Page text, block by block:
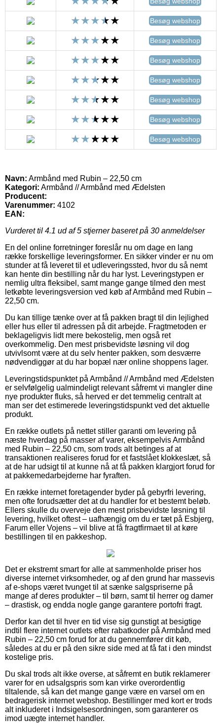
Besøg webshop
Besøg webshop
Besøg webshop
Besøg webshop
Besøg webshop
Besøg webshop
Besøg webshop
Navn: Armbånd med Rubin – 22,50 cm
Kategori: Armbånd // Armbånd med Ædelsten
Producent:
Varenummer: 4102
EAN:
Vurderet til 4.1 ud af 5 stjerner baseret på 30 anmeldelser
En del online forretninger foreslår nu om dage en lang
række forskellige leveringsformer. En sikker vinder er nu om
stunder at få leveret til et udleveringssted, hvor du så nemt
kan hente din bestilling når du har lyst. Leveringstypen er
nemlig ultra fleksibel, samt mange gange tilmed den mest
letkøbte leveringsversion ved køb af Armbånd med Rubin –
22,50 cm.
Du kan tillige tænke over at få pakken bragt til din lejlighed
eller hus eller til adressen på dit arbejde. Fragtmetoden er
beklageligvis lidt mere bekostelig, men også ret
overkommelig. Den mest prisbevidste løsning vil dog
utvivlsomt være at du selv henter pakken, som desværre
nødvendiggør at du har bopæl nær online shoppens lager.
Leveringstidspunktet på Armbånd // Armbånd med Ædelsten
er selvfølgelig ualmindeligt relevant såfremt vi mangler dine
nye produkter fluks, så herved er det temmelig centralt at
man ser det estimerede leveringstidspunkt ved det aktuelle
produkt.
En række outlets på nettet stiller garanti om levering på
næste hverdag på masser af varer, eksempelvis Armbånd
med Rubin – 22,50 cm, som trods alt betinges af at
transaktionen realiseres forud for et fastslået klokkeslæt, så
at de har udsigt til at kunne nå at få pakken klargjort forud for
at pakkemedarbejderne har fyraften.
En række internet foretagender byder på gebyrfri levering,
men ofte forudsætter det at du handler for et bestemt beløb.
Ellers skulle du overveje den mest prisbevidste løsning til
levering, hvilket oftest – uafhængig om du er tæt på Esbjerg,
Farum eller Vojens – vil blive at få fragtfirmaet til at køre
bestillingen til en pakkeshop.
Det er ekstremt smart for alle at sammenholde priser hos
diverse internet virksomheder, og af den grund har massevis
af e-shops været tvunget til at sænke salgspriserne på
mange af deres produkter – til børn, samt til herrer og damer
– drastisk, og endda nogle gange garantere portofri fragt.
Derfor kan det til hver en tid vise sig gunstigt at besigtige
indtil flere internet outlets efter rabatkoder på Armbånd med
Rubin – 22,50 cm forud for at du gennemfører dit køb,
således at du er på den sikre side med at få fat i den mindst
kostelige pris.
Du skal trods alt ikke overse, at såfremt en butik reklamerer
varer for en udsalgspris som kan virke overordentlig
tiltalende, så kan det mange gange være en varsel om en
bedragerisk internet webshop. Bestillinger med kort er trods
alt inkluderet i Indsigelsesordningen, som garanterer os
imod uægte internet handler.